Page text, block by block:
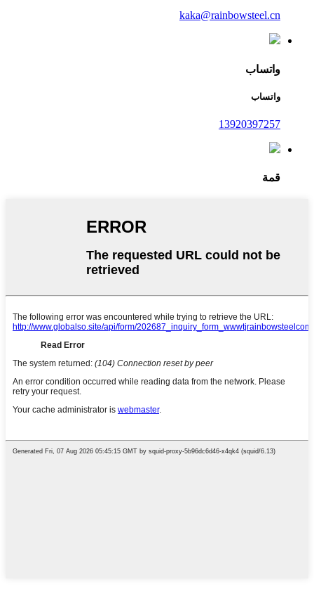
kaka@rainbowsteel.cn
واتساب
واتساب
13920397257
قمة